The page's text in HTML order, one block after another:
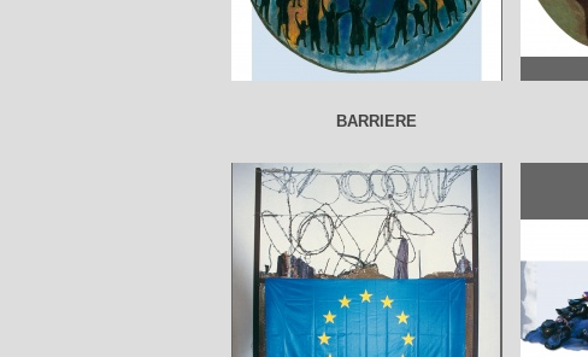
BARRIERE